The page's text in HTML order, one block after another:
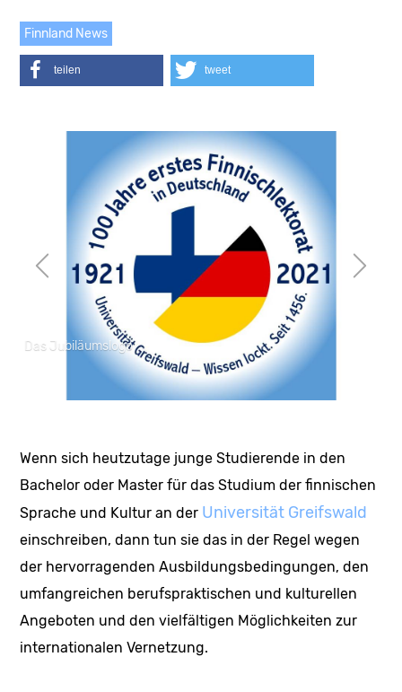
Finnland News
teilen tweet
Das Jubiläumslogo
Wenn sich heutzutage junge Studierende in den
Bachelor oder Master für das Studium der finnischen
Sprache und Kultur an der Universität Greifswald
einschreiben, dann tun sie das in der Regel wegen
der hervorragenden Ausbildungsbedingungen, den
umfangreichen berufspraktischen und kulturellen
Angeboten und den vielfältigen Möglichkeiten zur
internationalen Vernetzung.